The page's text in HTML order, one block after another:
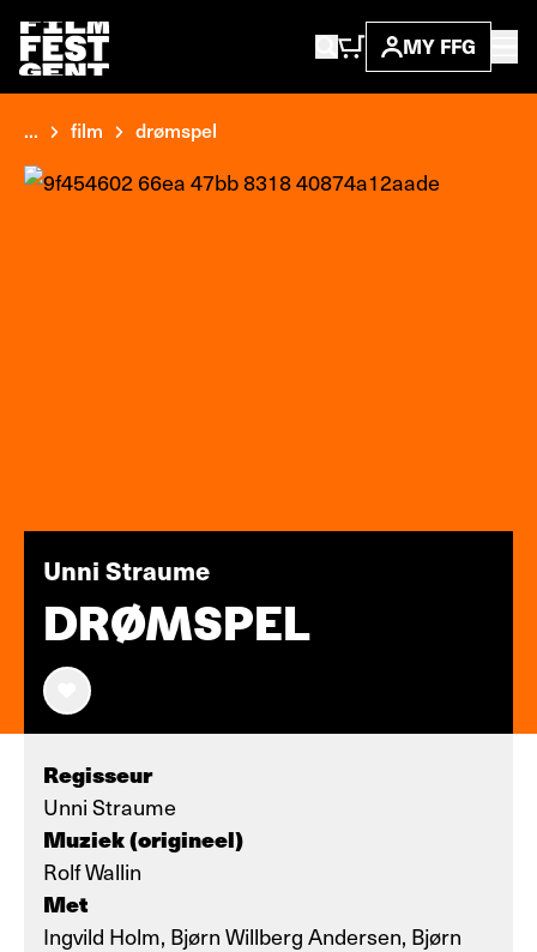
MY FFG
... film drømspel
Unni Straume
DRØMSPEL
Regisseur
Unni Straume
Muziek (origineel)
Rolf Wallin
Met
Ingvild Holm, Bjørn Willberg Andersen, Bjørn